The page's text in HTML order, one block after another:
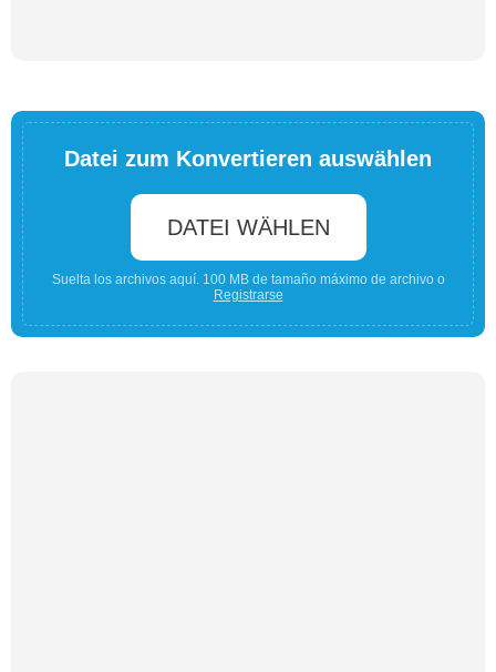
Datei zum Konvertieren auswählen
DATEI WÄHLEN
Suelta los archivos aquí. 100 MB de tamaño máximo de archivo o
Registrarse